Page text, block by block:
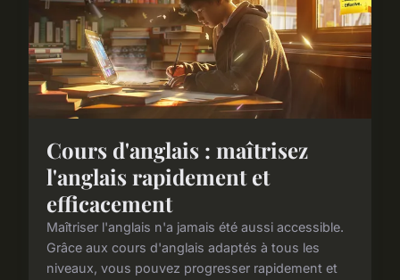
Cours d'anglais : maîtrisez
l'anglais rapidement et
efficacement
Maîtriser l'anglais n'a jamais été aussi accessible.
Grâce aux cours d'anglais adaptés à tous les
niveaux, vous pouvez progresser rapidement et